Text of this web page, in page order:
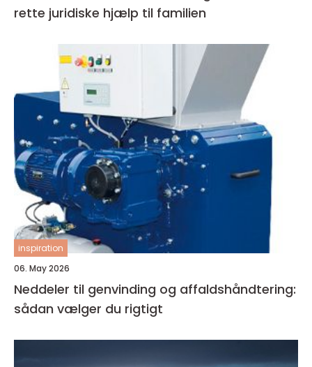
rette juridiske hjælp til familien
inspiration
06. May 2026
Neddeler til genvinding og affaldshåndtering:
sådan vælger du rigtigt